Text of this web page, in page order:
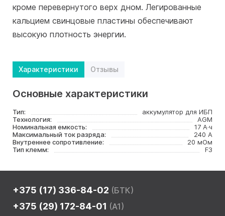
кроме перевернутого верх дном. Легированные
кальцием свинцовые пластины обеспечивают
высокую плотность энергии.
Характеристики Отзывы
Основные характеристики
Тип:
аккумулятор для ИБП
Технология:
AGM
Номинальная емкость:
17 А·ч
Максимальный ток разряда:
240 А
Внутреннее сопротивление:
20 мОм
Тип клемм:
F3
+375 (17) 336-84-02 (БТК)
+375 (29) 172-84-01 (A1)